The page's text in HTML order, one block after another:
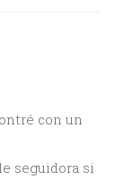
con un
seguidora si